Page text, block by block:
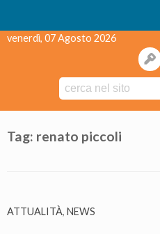
venerdì, 07 Agosto 2026
to
Tag: renato piccoli
ATTUALITÀ, NEWS